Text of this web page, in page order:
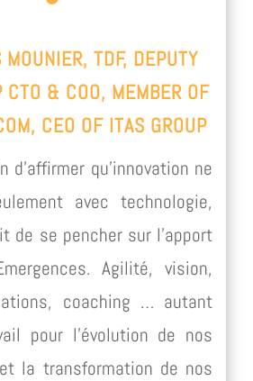
TDF, DEPUTY
CTO & COO, MEMBER OF
CEO OF ITAS GROUP
d’affirmer qu’innovation ne
avec technologie,
de se pencher sur l’apport
Agilité, vision,
coaching … autant
pour l’évolution de nos
la transformation de nos